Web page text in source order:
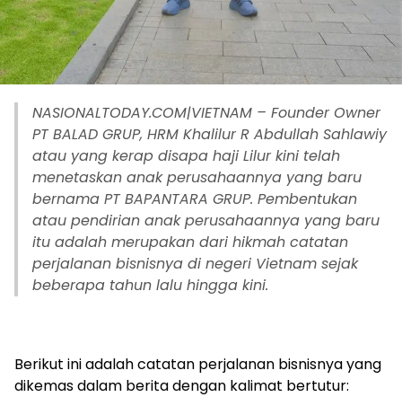
‎NASIONALTODAY.COM|VIETNAM – Founder Owner
PT BALAD GRUP, HRM Khalilur R Abdullah Sahlawiy
atau yang kerap disapa haji Lilur kini telah
menetaskan anak perusahaannya yang baru
bernama PT BAPANTARA GRUP. Pembentukan
atau pendirian anak perusahaannya yang baru
itu adalah merupakan dari hikmah catatan
perjalanan bisnisnya di negeri Vietnam sejak
beberapa tahun lalu hingga kini.
‎Berikut ini adalah catatan perjalanan bisnisnya yang
dikemas dalam berita dengan kalimat bertutur: